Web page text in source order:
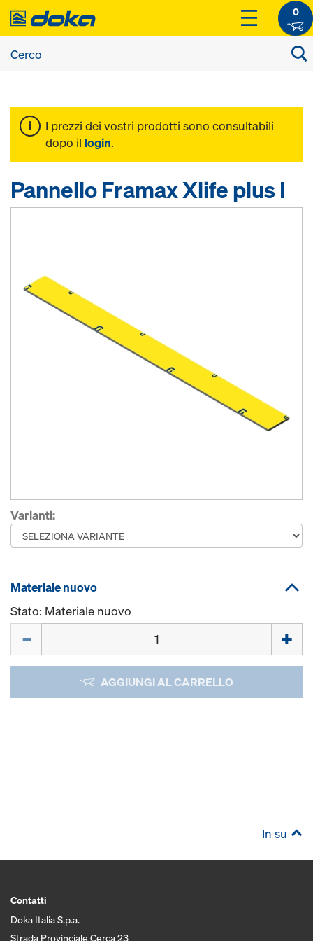
0
I prezzi dei vostri prodotti sono consultabili
dopo il login.
Pannello Framax Xlife plus I
Varianti:
Materiale nuovo
Stato: Materiale nuovo
AGGIUNGI AL CARRELLO
In su
Contatti
Doka Italia S.p.a.
Strada Provinciale Cerca 23